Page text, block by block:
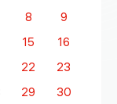
8
9
15
16
22
23
29
30